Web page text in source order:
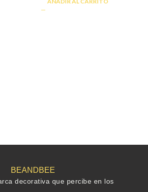
BEANDBEE
decorativa que percibe en los